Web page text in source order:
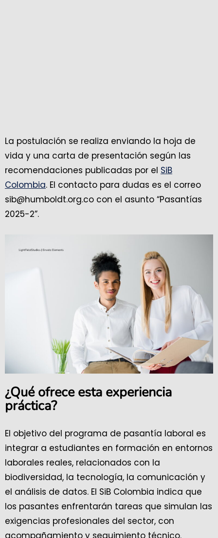
La postulación se realiza enviando la hoja de
vida y una carta de presentación según las
recomendaciones publicadas por el SiB
Colombia. El contacto para dudas es el correo
sib@humboldt.org.co con el asunto “Pasantías
2025-2”.
¿Qué ofrece esta experiencia
práctica?
El objetivo del programa de pasantía laboral es
integrar a estudiantes en formación en entornos
laborales reales, relacionados con la
biodiversidad, la tecnología, la comunicación y
el análisis de datos. El SiB Colombia indica que
los pasantes enfrentarán tareas que simulan las
exigencias profesionales del sector, con
acompañamiento y seguimiento técnico.